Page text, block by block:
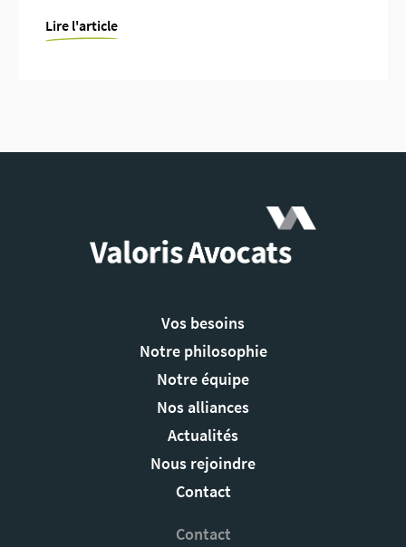
Lire l'article
Vos besoins
Notre philosophie
Notre équipe
Nos alliances
Actualités
Nous rejoindre
Contact
Contact